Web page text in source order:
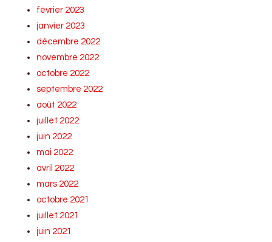
février 2023
janvier 2023
décembre 2022
novembre 2022
octobre 2022
septembre 2022
août 2022
juillet 2022
juin 2022
mai 2022
avril 2022
mars 2022
octobre 2021
juillet 2021
juin 2021